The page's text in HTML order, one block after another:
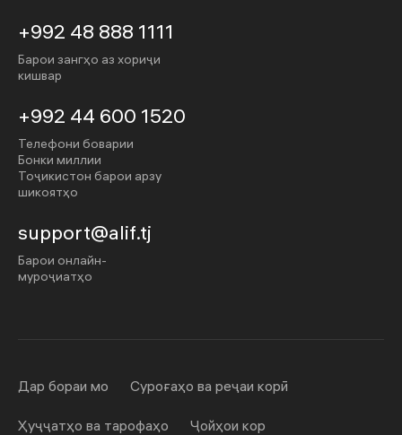
+992 48 888 1111
Барои зангҳо аз хориҷи
кишвар
+992 44 600 1520
Телефони боварии
Бонки миллии
Тоҷикистон барои арзу
шикоятҳо
support@alif.tj
Барои онлайн-
муроҷиатҳо
Дар бораи мо Суроғаҳо ва реҷаи корӣ
Ҳуҷҷатҳо ва тарофаҳо Ҷойҳои кор